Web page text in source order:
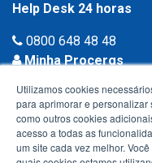
Help Desk 24 horas
0800 648 48 48
Minha Procergs
Utilizamos cookies
para aprimorar e
como outros cookies
acesso a todas as
um site cada vez melhor.